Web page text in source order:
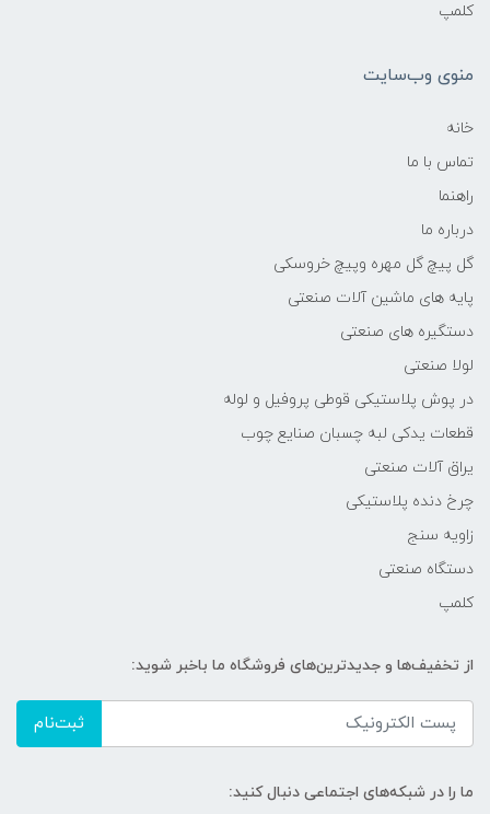
کلمپ
منوی وب‌سایت
خانه
تماس با ما
راهنما
درباره ما
گل پیچ گل مهره وپیچ خروسکی
پایه های ماشین آلات صنعتی
دستگیره های صنعتی
لولا صنعتی
در پوش پلاستیکی قوطی پروفیل و لوله
قطعات یدکی لبه چسبان صنایع چوب
یراق آلات صنعتی
چرخ دنده پلاستیکی
زاویه سنج
دستگاه صنعتی
کلمپ
از تخفیف‌ها و جدیدترین‌های فروشگاه ما باخبر شوید:
ثبت‌نام
ما را در شبکه‌های اجتماعی دنبال کنید: